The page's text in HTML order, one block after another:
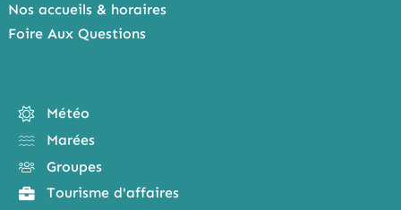
Nos accueils & horaires
Foire Aux Questions
Météo
Marées
Groupes
Tourisme d'affaires